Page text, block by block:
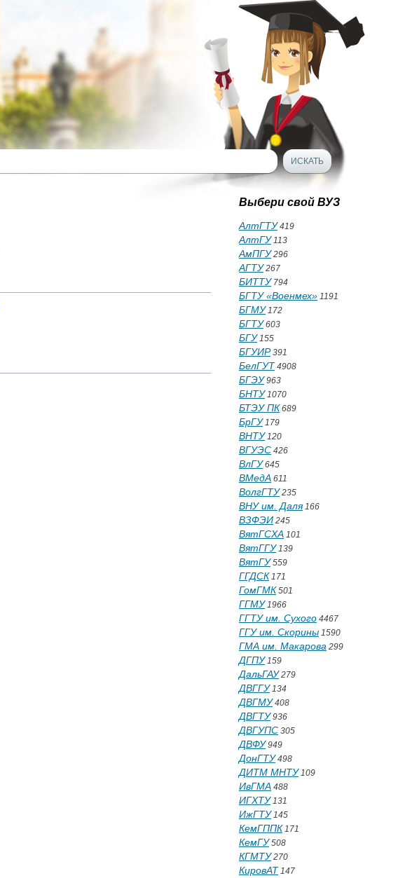
Выбери свой ВУЗ
АлтГТУ419
АлтГУ113
АмПГУ296
АГТУ267
БИТТУ794
БГТУ «Военмех» 1191
БГМУ172
БГТУ603
БГУ155
БГУИР391
БелГУТ 4908
БГЭУ963
БНТУ1070
БТЭУ ПК 689
БрГУ179
ВНТУ120
ВГУЭС 426
ВлГУ645
ВМедА 611
ВолгГТУ235
ВНУ им. Даля166
ВЗФЭИ 245
ВятГСХА 101
ВятГГУ139
ВятГУ559
ГГДСК 171
ГомГМК 501
ГГМУ1966
ГГТУ им. Сухого 4467
ГГУ им. Скорины 1590
ГМА им. Макарова 299
ДГПУ159
ДальГАУ279
ДВГГУ134
ДВГМУ408
ДВГТУ936
ДВГУПС 305
ДВФУ949
ДонГТУ498
ДИТМ МНТУ109
ИвГМА 488
ИГХТУ131
ИжГТУ145
КемГППК 171
КемГУ508
КГМТУ270
КировАТ 147